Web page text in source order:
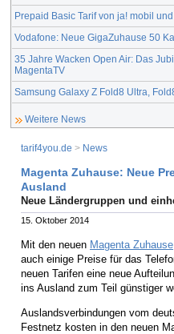
Prepaid Basic Tarif von ja! mobil
Vodafone: Neue GigaZuhause 50
35 Jahre Wacken Open Air: Das
MagentaTV
Samsung Galaxy Z Fold8 Ultra,
Weitere News
tarif4you.de > News
Magenta Zuhause: Neue
Ausland
Neue Ländergruppen und
15. Oktober 2014
Mit den neuen Magenta Zuhause
auch einige Preise für das
neuen Tarifen eine neue
ins Ausland zum Teil günstiger
Auslandsverbindungen vom
Festnetz kosten in den neuen